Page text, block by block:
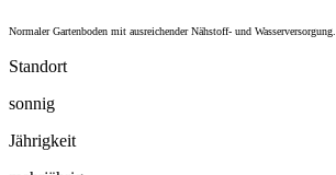
Normaler Gartenboden mit ausreichender Nähstoff- und Wasserversorgung.
Standort
sonnig
Jährigkeit